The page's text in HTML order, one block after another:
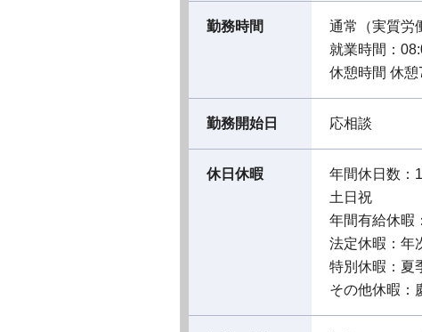
勤務時間
通常（実質労
就業時間：
休憩時間 休憩
勤務開始日 応相談
休日休暇
年間休日数：
土日祝
年間有給休
法定休暇：年
特別休暇：夏
その他休暇：